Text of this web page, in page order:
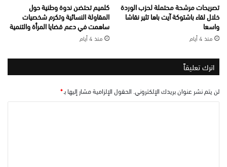
تصريحات مرشحة محتملة لحزب الوردة
خلال لقاء باشتوكة آيت باها تثير نقاشا
واسعا
منذ 4 أيام
كلميم تحتضن ندوة وطنية حول
المقاولة النسائية وتكرم شخصيات
ساهمت في دعم قضايا المرأة والتنمية
منذ 4 أيام
اترك تعليقاً
لن يتم نشر عنوان بريدك الإلكتروني. الحقول الإلزامية مشار إليها بـ*